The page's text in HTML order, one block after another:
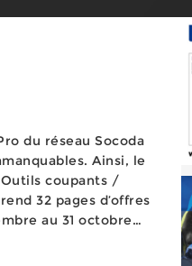
du réseau Socoda
Ainsi, le
coupants /
32 pages d’offres
au 31 octobre